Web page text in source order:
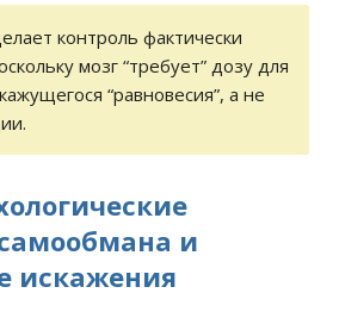
контроль фактически
мозг “требует” дозу для
“равновесия”, а не
и
искажения